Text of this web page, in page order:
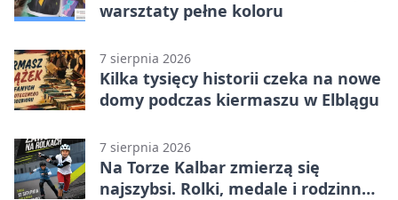
warsztaty pełne koloru
7 sierpnia 2026
Kilka tysięcy historii czeka na nowe
domy podczas kiermaszu w Elblągu
7 sierpnia 2026
Na Torze Kalbar zmierzą się
najszybsi. Rolki, medale i rodzinna